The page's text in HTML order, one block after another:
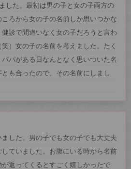
した。最初は男の子と女の子両方の
ろから女の子の名前しか思いつかな
診で間違いなく女の子だろうと言わ
）女の子の名前を考えました。たく
パがある日なんとなく思いついた名
も合ったので、その名前にしまし
した。男の子でも女の子でも大丈夫
ていました。お腹にいる時から名前
返ってくるとすごく嬉しかったで